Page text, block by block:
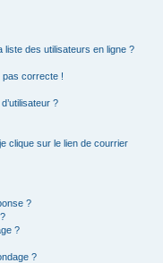
liste des utilisateurs en ligne ?
pas correcte !
?
clique sur le lien de courrier
?
?
?